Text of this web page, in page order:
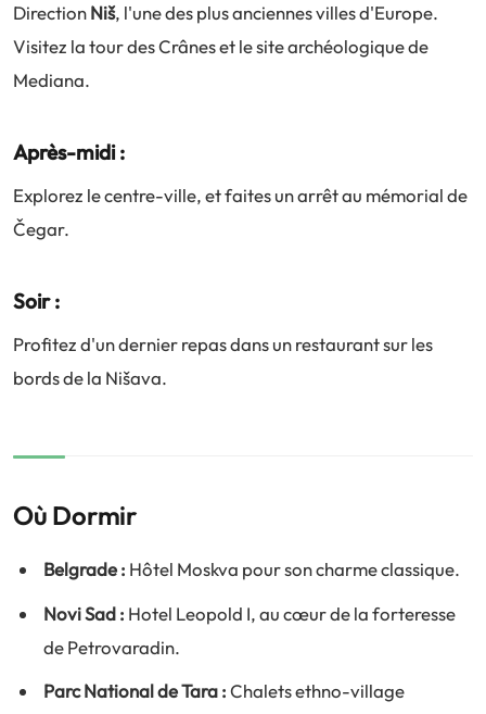
DirectionNiš, l'une des plus anciennes villes d'Europe.
Visitez la tour des Crânes et le site archéologique de
Mediana.
Après-midi :
Explorez le centre-ville, et faites un arrêt au mémorial de
Čegar.
Soir :
Profitez d'un dernier repas dans un restaurant sur les
bords de la Nišava.
Où Dormir
Belgrade : Hôtel Moskva pour son charme classique.
Novi Sad : Hotel Leopold I, au cœur de la forteresse
de Petrovaradin.
Parc National de Tara :Chalets ethno-village